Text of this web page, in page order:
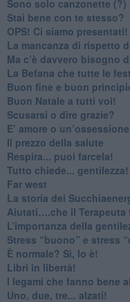
Sono solo canzonette (?)
​Stai bene con te stesso?
​OPS! Ci siamo presentati!
​La mancanza di rispetto
​Ma c’è davvero bisogno
​La Befana che tutte le
Buon fine e buon
​Buon Natale a tutti voi!
​Scusarsi o dire grazie?
​E’ amore o
​Il prezzo della salute
​Respira... puoi farcela!
​Tutto chiede... gentilezza!
​Far west
​La storia dei
​Aiutati….che il Terapeuta
​L’importanza della
​Stress “buono” e stress
​È normale? Sì, lo è!
​Libri in libertà!
​I legami che fanno bene
Uno, due, tre... alzati!​